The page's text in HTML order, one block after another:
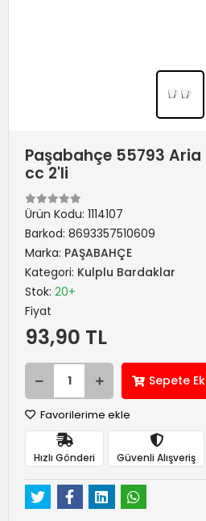
Paşabahçe 55793 Aria
cc 2'li
Ürün Kodu: 1114107
Barkod: 8693357510609
Marka: PAŞABAHÇE
Kategori: Kulplu Bardaklar
Stok: 20+
Fiyat
93,90 TL
Sepete
Favorilerime ekle
Hızlı Gönderi Güvenli Alışveriş